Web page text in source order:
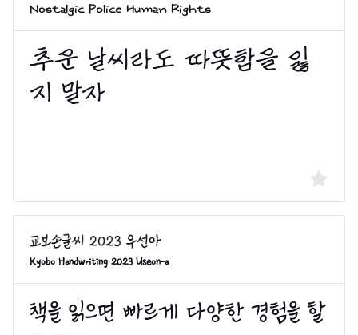
Nostalgic Police Human Rights
Kyobo Handwriting 2023 Useon-a